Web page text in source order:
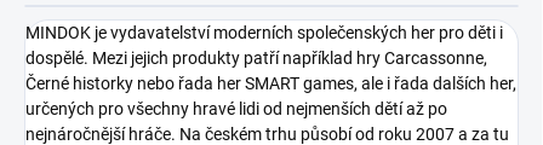
MINDOK je vydavatelství moderních společenských her pro děti i
dospělé. Mezi jejich produkty patří například hry Carcassonne,
Černé historky nebo řada her SMART games, ale i řada dalších her,
určených pro všechny hravé lidi od nejmenších dětí až po
nejnáročnější hráče. Na českém trhu působí od roku 2007 a za tu